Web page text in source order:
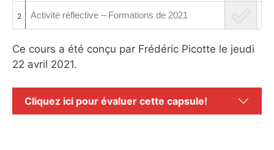
2 Activité réflective – Formations de 2021
Ce cours a été conçu par Frédéric Picotte le jeudi
22 avril 2021.
Cliquez ici pour évaluer cette capsule!